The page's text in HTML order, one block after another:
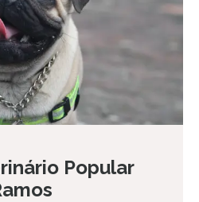
Popular